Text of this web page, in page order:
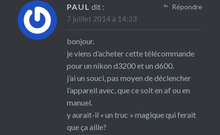
PAUL dit :
7 juillet 2014 à 14:33
bonjour.
je viens d’acheter cette télécommande
pour un nikon d3200 et un d600.
j’ai un souci, pas moyen de déclencher
l’appareil avec, que ce soit en af ou en
manuel.
y aurait-il « un truc » magique qui ferait
que ça aille?
Répondre